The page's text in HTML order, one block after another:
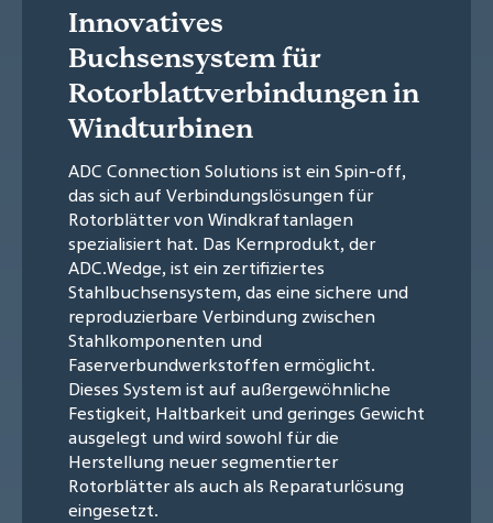
Innovatives
Buchsensystem für
Rotorblattverbindungen in
Windturbinen
ADC Connection Solutions ist ein Spin-off,
das sich auf Verbindungslösungen für
Rotorblätter von Windkraftanlagen
spezialisiert hat. Das Kernprodukt, der
ADC.Wedge, ist ein zertifiziertes
Stahlbuchsensystem, das eine sichere und
reproduzierbare Verbindung zwischen
Stahlkomponenten und
Faserverbundwerkstoffen ermöglicht.
Dieses System ist auf außergewöhnliche
Festigkeit, Haltbarkeit und geringes Gewicht
ausgelegt und wird sowohl für die
Herstellung neuer segmentierter
Rotorblätter als auch als Reparaturlösung
eingesetzt.